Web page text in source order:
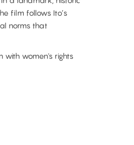
film follows Ito’s
norms that
with women's rights